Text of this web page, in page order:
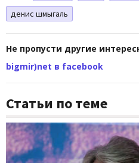
денис шмыгаль
Не пропусти другие
bigmir)net в facebook
Статьи по теме